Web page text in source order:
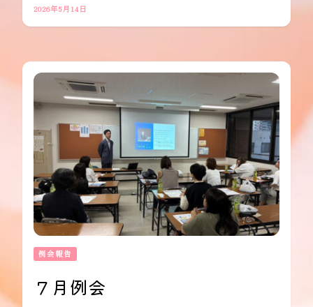
2026年5月14日
例会報告
７月例会